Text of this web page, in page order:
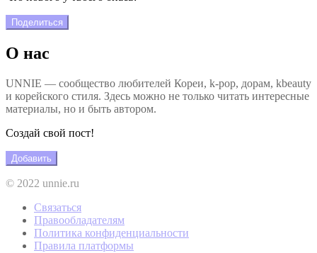
Поделиться
О нас
UNNIE — сообщество любителей Кореи, k-pop, дорам, kbeauty
и корейского стиля. Здесь можно не только читать интересные
материалы, но и быть автором.
Создай свой пост!
Добавить
© 2022 unnie.ru
Связаться
Правообладателям
Политика конфиденциальности
Правила платформы